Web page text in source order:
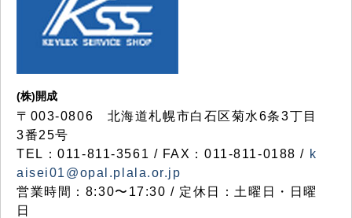
(株)開成
〒003-0806 北海道札幌市白石区菊水6条3丁目
3番25号
TEL：011-811-3561 / FAX：011-811-0188 / k
aisei01@opal.plala.or.jp
営業時間：8:30〜17:30 / 定休日：土曜日・日曜
日